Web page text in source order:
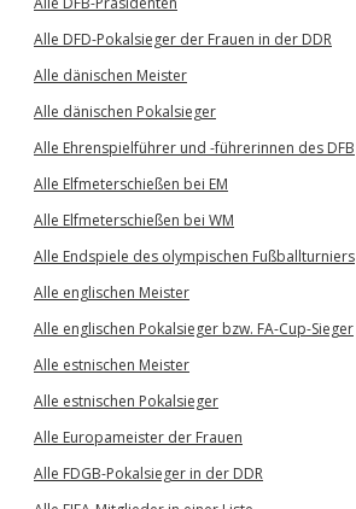
Alle DFD-Pokalsieger der Frauen in der DDR
Alle dänischen Meister
Alle dänischen Pokalsieger
Alle Ehrenspielführer und -führerinnen des DFB
Alle Elfmeterschießen bei EM
Alle Elfmeterschießen bei WM
Alle Endspiele des olympischen Fußballturniers
Alle englischen Meister
Alle englischen Pokalsieger bzw. FA-Cup-Sieger
Alle estnischen Meister
Alle estnischen Pokalsieger
Alle Europameister der Frauen
Alle FDGB-Pokalsieger in der DDR